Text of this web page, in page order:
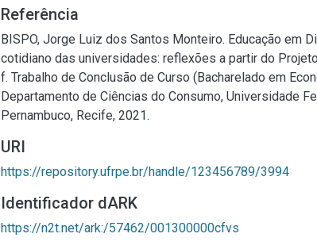
Referência
BISPO, Jorge Luiz dos Santos Monteiro. Educação em
cotidiano das universidades: reflexões a partir do
f. Trabalho de Conclusão de Curso (Bacharelado em
Departamento de Ciências do Consumo, Universidade
Pernambuco, Recife, 2021.
URI
https://repository.ufrpe.br/handle/123456789/3994
Identificador dARK
https://n2t.net/ark:/57462/001300000cfvs